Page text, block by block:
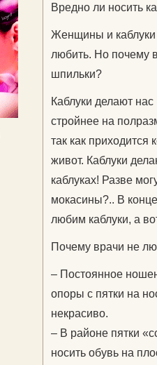
Вредно ли носить
Женщины и каблуки
любить. Но почему
шпильки?
Каблуки делают
стройнее на
так как приходится
живот. Каблуки
каблуках! Разве
мокасины?.. В
любим каблуки, а
Почему врачи не
– Постоянное
опоры с пятки на
некрасиво.
– В районе пятки
носить обувь на